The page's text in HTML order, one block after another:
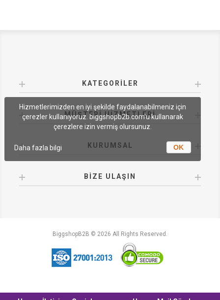
KATEGORILER
MÜŞTERI HIZMETLERI
KURUMSAL
BIZE ULAŞIN
BiggshopB2B © 2026 All Rights Reserved.
Hizmetlerimizden en iyi şekilde faydalanabilmeniz için
çerezler kullanıyoruz. biggshopb2b.com'u kullanarak
çerezlere izin vermiş olursunuz.
OK
Daha fazla bilgi